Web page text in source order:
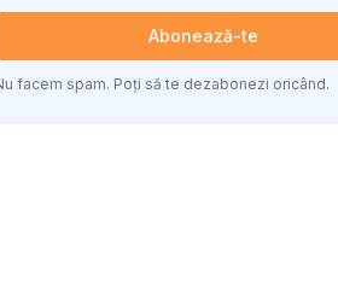
Abonează-te
facem spam. Poți să te dezabonezi oricând.